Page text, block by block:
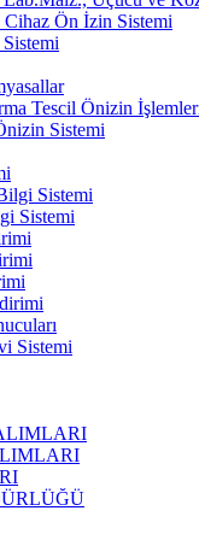
Cihaz Ön İzin Sistemi
Tescil Önizin
Sistemi
Sistemi
Sistemi
Sistemi